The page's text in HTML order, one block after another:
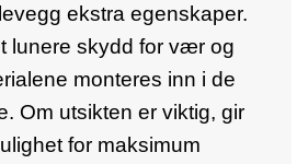
ekstra egenskaper.
lunere skydd for vær og
monteres inn i de
Om utsikten er viktig, gir
for maksimum